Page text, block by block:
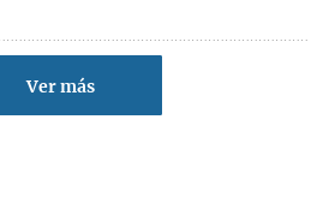
Ver más